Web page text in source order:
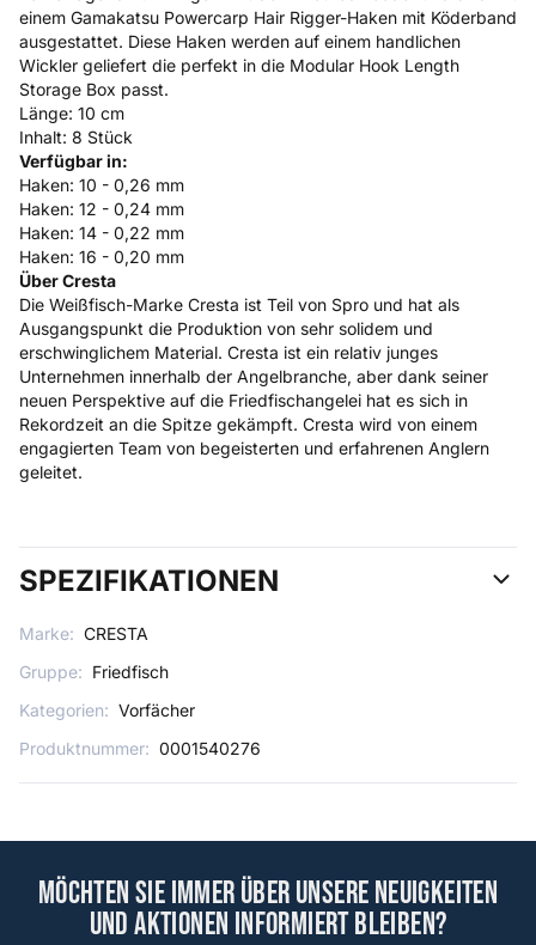
einem Gamakatsu Powercarp Hair Rigger-Haken mit Köderband
ausgestattet. Diese Haken werden auf einem handlichen
Wickler geliefert die perfekt in die Modular Hook Length
Storage Box passt.
Länge: 10 cm
Inhalt: 8 Stück
Verfügbar in:
Haken: 10 - 0,26 mm
Haken: 12 - 0,24 mm
Haken: 14 - 0,22 mm
Haken: 16 - 0,20 mm
Über Cresta
Die Weißfisch-Marke Cresta ist Teil von Spro und hat als
Ausgangspunkt die Produktion von sehr solidem und
erschwinglichem Material. Cresta ist ein relativ junges
Unternehmen innerhalb der Angelbranche, aber dank seiner
neuen Perspektive auf die Friedfischangelei hat es sich in
Rekordzeit an die Spitze gekämpft. Cresta wird von einem
engagierten Team von begeisterten und erfahrenen Anglern
geleitet.
SPEZIFIKATIONEN
Marke: CRESTA
Gruppe: Friedfisch
Kategorien: Vorfächer
Produktnummer: 0001540276
Möchten Sie immer über unsere Neuigkeiten
und Aktionen informiert bleiben?